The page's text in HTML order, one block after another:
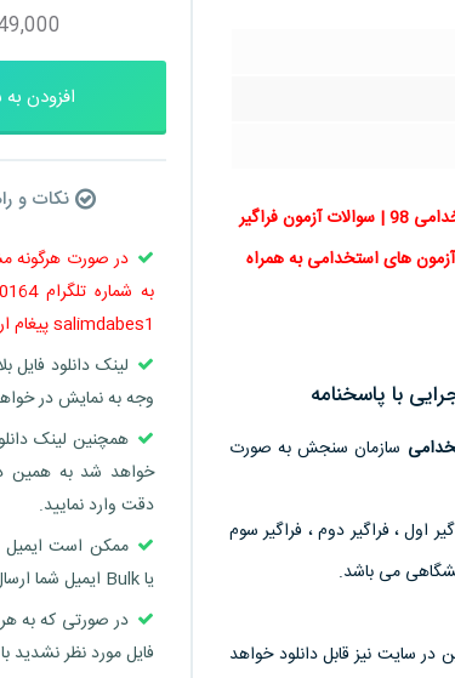
سوالات آزمون استخدامی دستگاه های اجرایی | دانلود سوالات و پاسخنامه آزمون استخدامی 98 | سوالات آزمون فراگیر
سوالات عمومی آزمون های استخدامی به همراه
با پاسخنامه
سازمان سنجش به صورت
اول ، فراگیر دوم ، فراگیر سوم
می باشد.
سایت نیز قابل دانلود خواهد
افزودن
نکات و
در صورت هرگونه
salimdabes1 پیغام ارسال نمایید.
لینک دانلود فایل
وجه به نمایش در
همچنین لینک
خواهد شد به همین
دقت وارد نمایید.
ممکن است ایمیل
یا Bulk ایمیل شما ارسال شده باشد.
در صورتی که به هر
فایل مورد نظر نشدید